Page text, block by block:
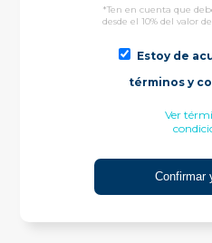
*Ten en cuenta que
desde el 10% del valor
Estoy de
términos y
Ver